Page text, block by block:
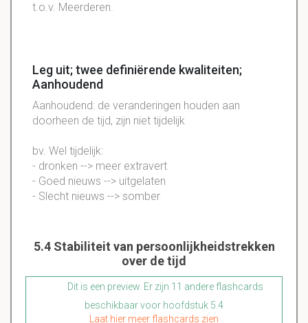
t.o.v. Meerderen.
Leg uit; twee definiërende kwaliteiten;
Aanhoudend
Aanhoudend: de veranderingen houden aan
doorheen de tijd, zijn niet tijdelijk
bv. Wel tijdelijk:
- dronken --> meer extravert
- Goed nieuws --> uitgelaten
- Slecht nieuws --> somber
5.4 Stabiliteit van persoonlijkheidstrekken
over de tijd
Dit is een preview. Er zijn 11 andere flashcards
beschikbaar voor hoofdstuk 5.4
Laat hier meer flashcards zien